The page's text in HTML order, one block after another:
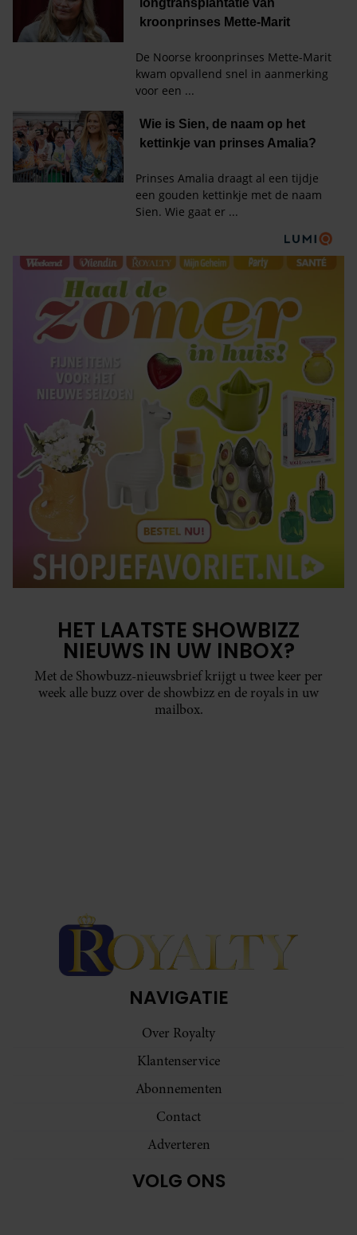
HET LAATSTE SHOWBIZZ
NIEUWS IN UW INBOX?
Met de Showbuzz-nieuwsbrief krijgt u twee keer per
week alle buzz over de showbizz en de royals in uw
mailbox.
NAVIGATIE
Over Royalty
Klantenservice
Abonnementen
Contact
Adverteren
VOLG ONS